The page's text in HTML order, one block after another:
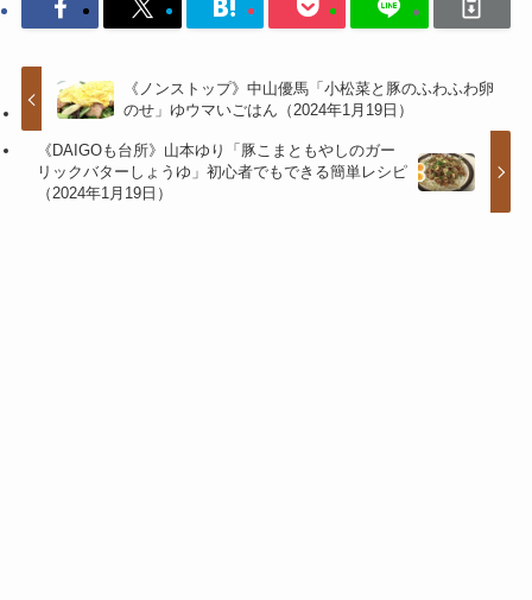
《ノンストップ》中山優馬「小松菜と豚のふわふわ卵
のせ」ゆウマいごはん（2024年1月19日）
《DAIGOも台所》山本ゆり「豚こまともやしのガー
リックバターしょうゆ」初心者でもできる簡単レシピ
（2024年1月19日）